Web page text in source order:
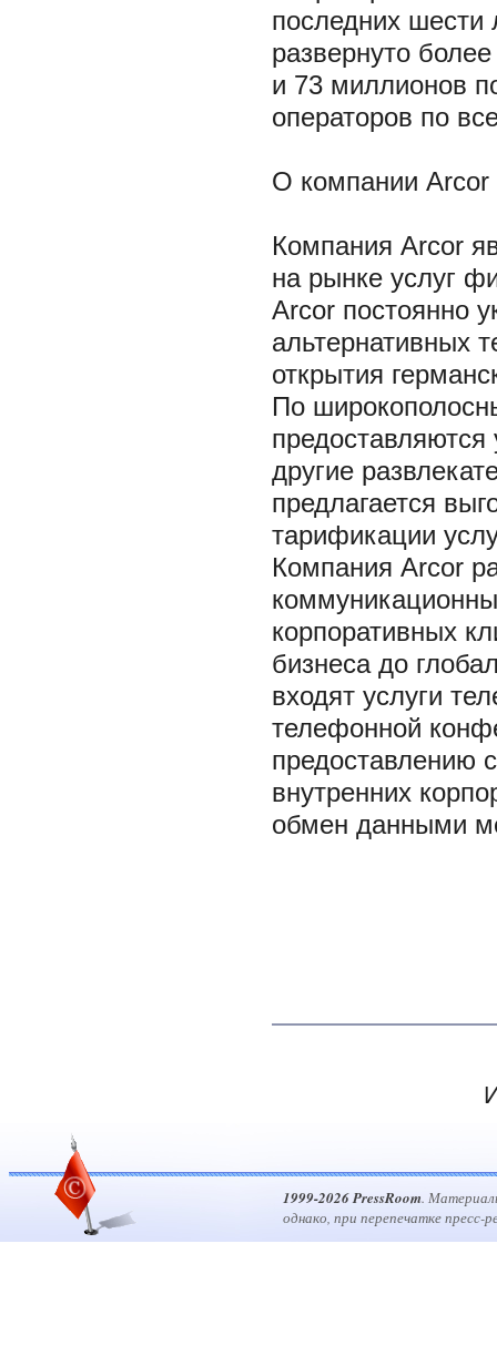
последних шести
развернуто
и 73 миллионов
операторов по
О компании Arcor
Компания Arcor
на рынке услуг
Arcor постоянно
альтернативных
открытия
По
другие
предлагается
тарификации
Компания Arcor
корпоративных
бизнеса до
входят услуги
телефонной
предоставлению
внутренних
обмен данными
1999-2026 PressRoom.
однако, при перепечатке пресс-